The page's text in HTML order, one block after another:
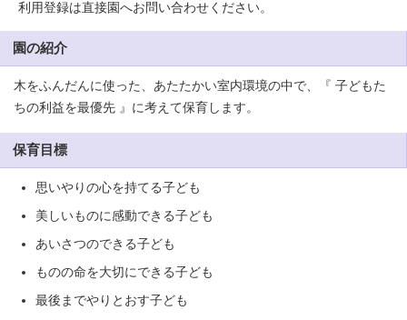
利用登録は直接園へお問い合わせください。
園の紹介
木をふんだんに使った、あたたかい室内環境の中で、『 子どもた
ちの利益を最優先 』に考えて保育します。
保育目標
思いやりの心を持てる子ども
美しいものに感動できる子ども
あいさつのできる子ども
ものの命を大切にできる子ども
最後までやりとおす子ども